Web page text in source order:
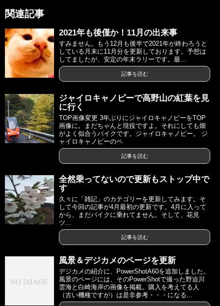
関連記事
2021年も後僅か！11月の出来事
すみません。もう12月も後半で2021年が終わろうと
している月末に11月分を更新しております。予想は
してましたが、安定の年末ラリーです。最...
記事を読む
ジャイロキャノピーで高野山の紅葉を見
に行く
TOP画像変更 3年ぶりにジャイロキャノピーをTOP
画像に。まだちゃんと現役ですよ。それにしても畑
がよく似合うバイクです。ジャイロキャノピー。 ジ
ャイロキャノピーのペ
記事を読む
全然乗ってないので更新もストップ中で
す
久々に「雑記」のカテゴリーを更新してみます。そ
して今回の記事が4月最初の更新です。4月に入って
から、まだバイクに乗れてません。そして、花見
ツ...
記事を読む
風景＆デジカメのページを更新
デジカメの紹介に、PowerShotA60を追加しました。
風景のページには、そのPowerShotで撮った野迫川
雲海と白崎海岸の画像を掲載。購入を考えてる人
（古い機種ですが）は是非参考・・・になる...